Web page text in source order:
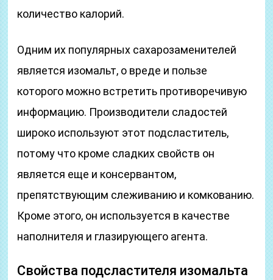
количество калорий.
Одним их популярных сахарозаменителей
является изомальт, о вреде и пользе
которого можно встретить противоречивую
информацию. Производители сладостей
широко используют этот подсластитель,
потому что кроме сладких свойств он
является еще и консервантом,
препятствующим слеживанию и комкованию.
Кроме этого, он используется в качестве
наполнителя и глазирующего агента.
Свойства подсластителя изомальта